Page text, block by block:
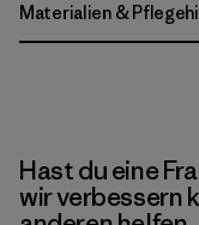
Materialien &
Hast du eine
wir verbessern